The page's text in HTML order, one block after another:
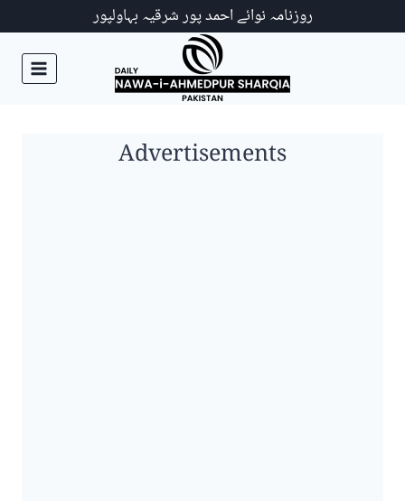
روزنامہ نوائے احمد پور شرقیہ بہاولپور
Advertisements